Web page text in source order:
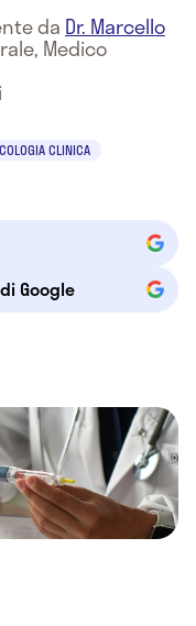
da Dr. Marcello
Medico
CLINICA
Google